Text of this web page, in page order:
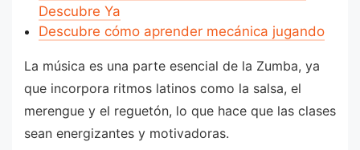
Descubre Ya
Descubre cómo aprender mecánica jugando
La música es una parte esencial de la Zumba, ya
que incorpora ritmos latinos como la salsa, el
merengue y el reguetón, lo que hace que las clases
sean energizantes y motivadoras.